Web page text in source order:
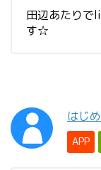
田辺あたりで
す☆
はじ
APP